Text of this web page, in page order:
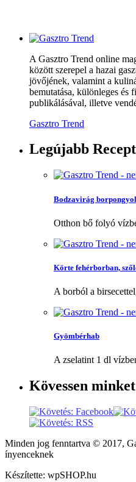
A Gasztro Trend online
között szerepel a hazai
jövőjének, valamint a
bemutatása, különleges és
publikálásával, illetve
Gasztro Trend
Legújabb
Bodzavirág
Otthon bő folyó
Körte fehérborban,
A borból a
Gyömbérhab
A zselatint 1 dl
Kövessen
Minden jog fenntartva © 2017,
ínyenceknek
Készítette: wpSHOP.hu